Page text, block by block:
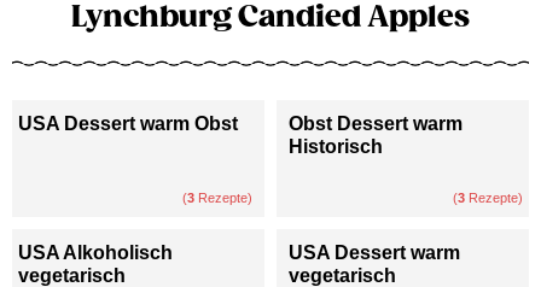
Lynchburg Candied Apples
USA Dessert warm Obst
(3 Rezepte)
Obst Dessert warm
Historisch
(3 Rezepte)
USA Alkoholisch
vegetarisch
USA Dessert warm
vegetarisch